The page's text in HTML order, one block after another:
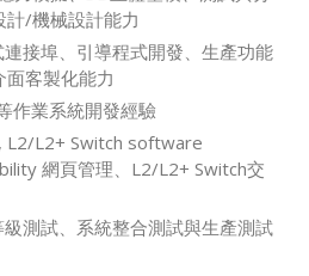
計/機械設計能力
接埠、引導程式開發、生產功能
客製化能力
作業系統開發經驗
L2/L2+ Switch software
網頁管理、L2/L2+ Switch交
測試、系統整合測試與生產測試